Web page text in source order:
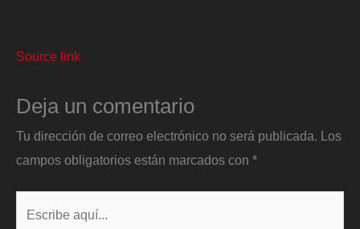
Source link
Deja un comentario
Tu dirección de correo electrónico no será publicada. Los
campos obligatorios están marcados con *